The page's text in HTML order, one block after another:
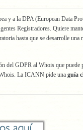
y a la DPA (European Data
Registradores. Quiere
hasta que se desarrolle una
del GDPR al Whois que puede
La ICANN pide una guía